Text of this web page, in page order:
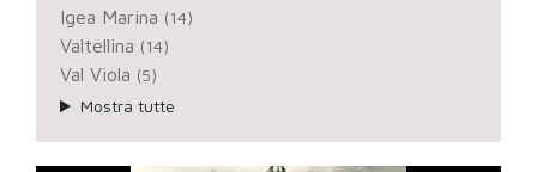
Igea Marina (14)
Valtellina (14)
Val Viola (5)
Mostra tutte